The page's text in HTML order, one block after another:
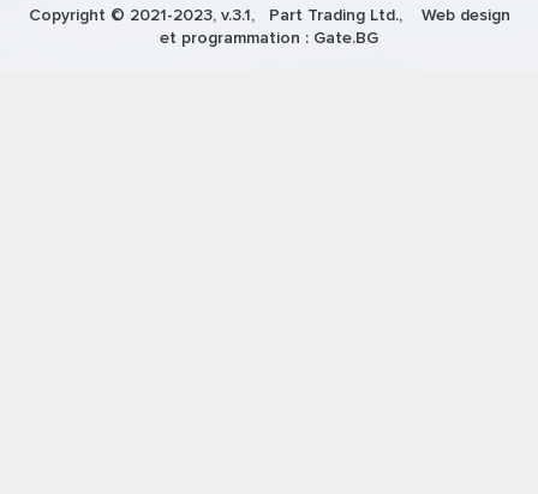
Copyright © 2021-2023, v.3.1, Part Trading Ltd., Web design
et programmation : Gate.BG